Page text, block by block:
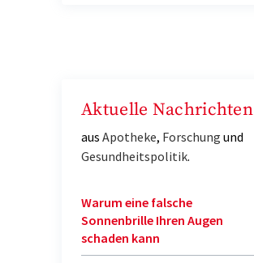
Aktuelle Nachrichten
aus Apotheke, Forschung und
Gesundheitspolitik.
Warum eine falsche
Sonnenbrille Ihren Augen
schaden kann